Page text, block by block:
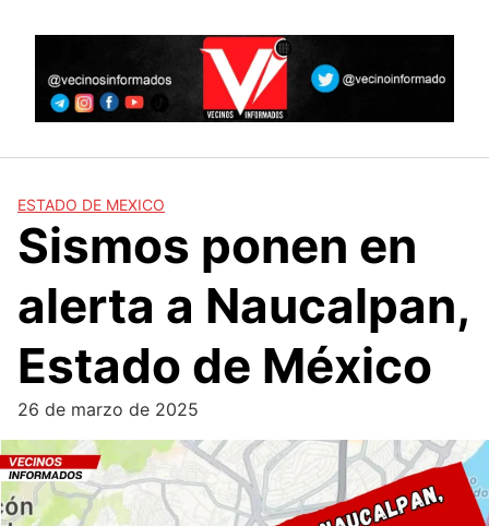
ESTADO DE MEXICO
Sismos ponen en
alerta a Naucalpan,
Estado de México
26 de marzo de 2025